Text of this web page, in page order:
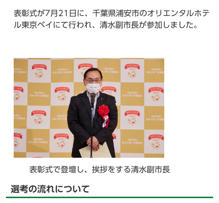
表彰式が7月21日に、千葉県浦安市のオリエンタルホテ
ル東京ベイにて行われ、清水副市長が参加しました。
表彰式で登壇し、挨拶をする清水副市長
選考の流れについて